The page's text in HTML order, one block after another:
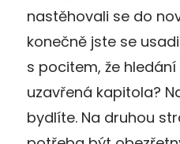
nastěhovali se do
konečně jste se
s pocitem, že
uzavřená kapitola?
bydlíte. Na druhou